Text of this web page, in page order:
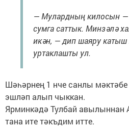
— Мулардның килосын —
сумга саттык. Минзәлә
икән, — дип шаяру
уртаклашты ул.
Шәһәрнең 1 нче санлы мәктәбе
эшләп алып чыккан.
Ярминкәдә Тулбай авылыннан
тана ите тәкъдим итте.